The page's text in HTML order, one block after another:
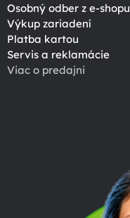
Osobný odber z e-shopu
Výkup zariadení
Platba kartou
Servis a reklamácie
Viac o predajni